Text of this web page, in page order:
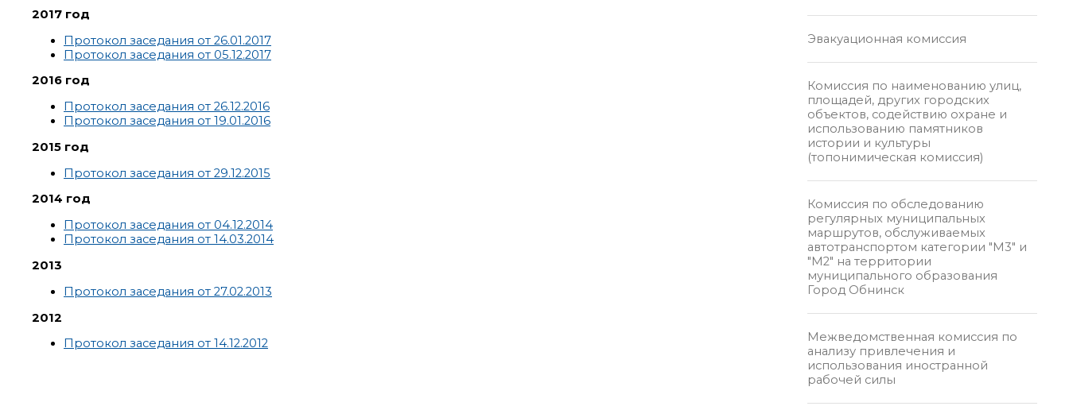
2017 год
Протокол заседания от 26.01.2017
Протокол заседания от 05.12.2017
2016 год
Протокол заседания от 26.12.2016
Протокол заседания от 19.01.2016
2015 год
Протокол заседания от 29.12.2015
2014 год
Протокол заседания от 04.12.2014
Протокол заседания от 14.03.2014
2013
Протокол заседания от 27.02.2013
2012
Протокол заседания от 14.12.2012
Эвакуационная комиссия
Комиссия по наименованию улиц,
площадей, других городских
объектов, содействию охране и
использованию памятников
истории и культуры
(топонимическая комиссия)
Комиссия по обследованию
регулярных муниципальных
маршрутов, обслуживаемых
автотранспортом категории "М3" и
"М2" на территории
муниципального образования
Город Обнинск
Межведомственная комиссия по
анализу привлечения и
использования иностранной
рабочей силы